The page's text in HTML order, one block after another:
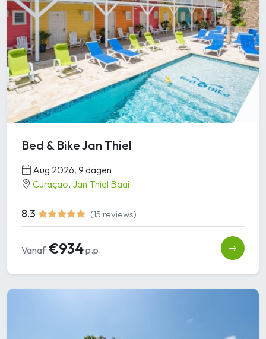
Bed & Bike Jan Thiel
Aug 2026, 9 dagen
Curaçao, Jan Thiel Baai
8.3 (15 reviews)
Vanaf€934p.p.